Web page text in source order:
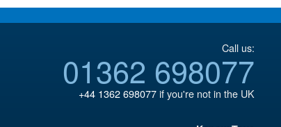
Call us:
01362 698077
+44 1362 698077if you're not in the UK